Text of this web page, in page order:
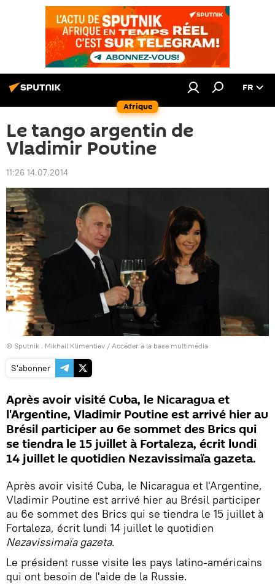
Afrique
FR
Le tango argentin de
Vladimir Poutine
11:26 14.07.2014
© Sputnik . Mikhail Klimentiev / Accéder à la base multimédia
S'abonner
Après avoir visité Cuba, le Nicaragua et
l'Argentine, Vladimir Poutine est arrivé hier au
Brésil participer au 6e sommet des Brics qui
se tiendra le 15 juillet à Fortaleza, écrit lundi
14 juillet le quotidien Nezavissimaïa gazeta.
Après avoir visité Cuba, le Nicaragua et l'Argentine,
Vladimir Poutine est arrivé hier au Brésil participer
au 6e sommet des Brics qui se tiendra le 15 juillet à
Fortaleza, écrit lundi 14 juillet le quotidien
Nezavissimaïa gazeta.
Le président russe visite les pays latino-américains
qui ont besoin de l'aide de la Russie.